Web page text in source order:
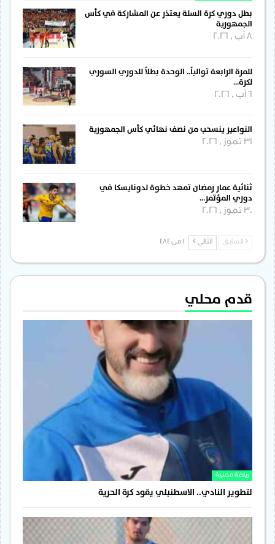
بطل دوري كرة السلة يعتذر عن المشاركة في كأس
الجمهورية
للمرة الرابعة توالياً.. الوحدة بطلاً للدوري السوري
لكرة…
النواعير ينسحب من نصف نهائي كأس الجمهورية
31 تموز , 2026
ثنائية عمار رمضان تمهد خطوة لدونايسكا في
دوري المؤتمر…
30 تموز , 2026
السابق التالي
قدم محلي
رياضة محلية
لتطوير النادي.. الاسطنبلي يقود كرة الحرية